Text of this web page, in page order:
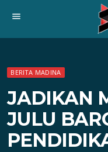
menu
BERITA MADINA
JADIKAN
JULU